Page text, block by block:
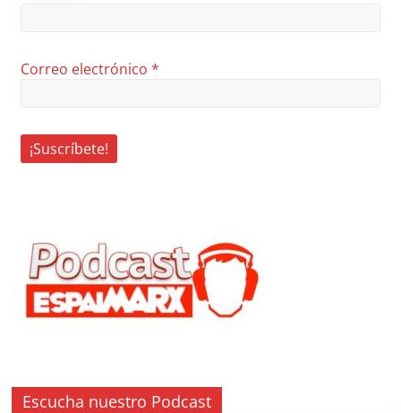
Correo electrónico*
Escucha nuestro Podcast